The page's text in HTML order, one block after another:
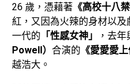
26 歲，憑藉著 《高校十八禁
紅，又因為火辣的身材以
一代的 「性感女神」 ，去年
Powell） 合演的 《愛愛愛上
越浩大。